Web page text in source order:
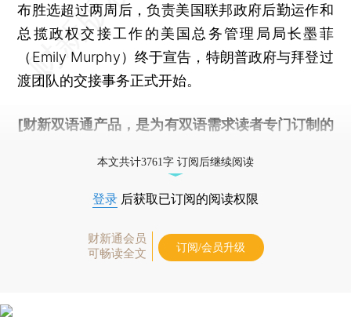
布胜选超过两周后，负责美国联邦政府后勤运作和
总揽政权交接工作的美国总务管理局局长墨菲
（Emily Murphy）终于宣告，特朗普政府与拜登过
渡团队的交接事务正式开始。
[财新双语通产品，是为有双语需求读者专门订制的
本文共计3761字 订阅后继续阅读
登录 后获取已订阅的阅读权限
财新通会员
可畅读全文
订阅/会员升级